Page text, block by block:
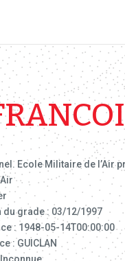
Ecole Militaire de l’Air
du grade : 03/12/1997
: 1948-05-14T00:00:00
: GUICLAN